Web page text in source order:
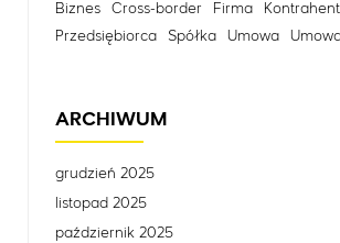
Biznes Cross-border Firma
Kontrahent
Przedsiębiorca
Spółka Umowa
ARCHIWUM
grudzień 2025
listopad 2025
październik 2025